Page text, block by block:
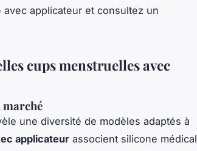
applicateur et consultez un
cups menstruelles avec
marché
une diversité de modèles adaptés à
applicateur associent silicone médical